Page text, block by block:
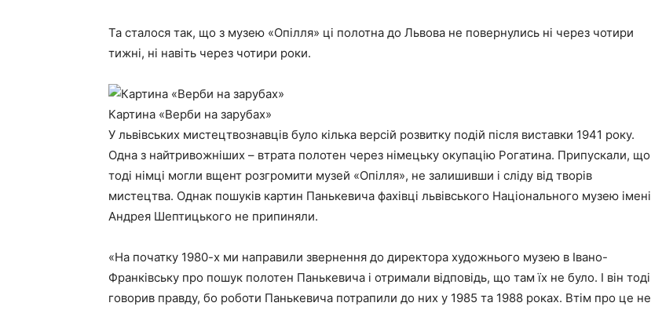
Та сталося так, що з музею «Опілля» ці полотна до Львова не повернулись ні через чотири
тижні, ні навіть через чотири роки.
Картина «Верби на зарубах»
У львівських мистецтвознавців було кілька версій розвитку подій після виставки 1941 року.
Одна з найтривожніших – втрата полотен через німецьку окупацію Рогатина. Припускали, що
тоді німці могли вщент розгромити музей «Опілля», не залишивши і сліду від творів
мистецтва. Однак пошуків картин Панькевича фахівці львівського Національного музею імені
Андрея Шептицького не припиняли.
«На початку 1980-х ми направили звернення до директора художнього музею в Івано-
Франківську про пошук полотен Панькевича і отримали відповідь, що там їх не було. І він тоді
говорив правду, бо роботи Панькевича потрапили до них у 1985 та 1988 роках. Втім про це не